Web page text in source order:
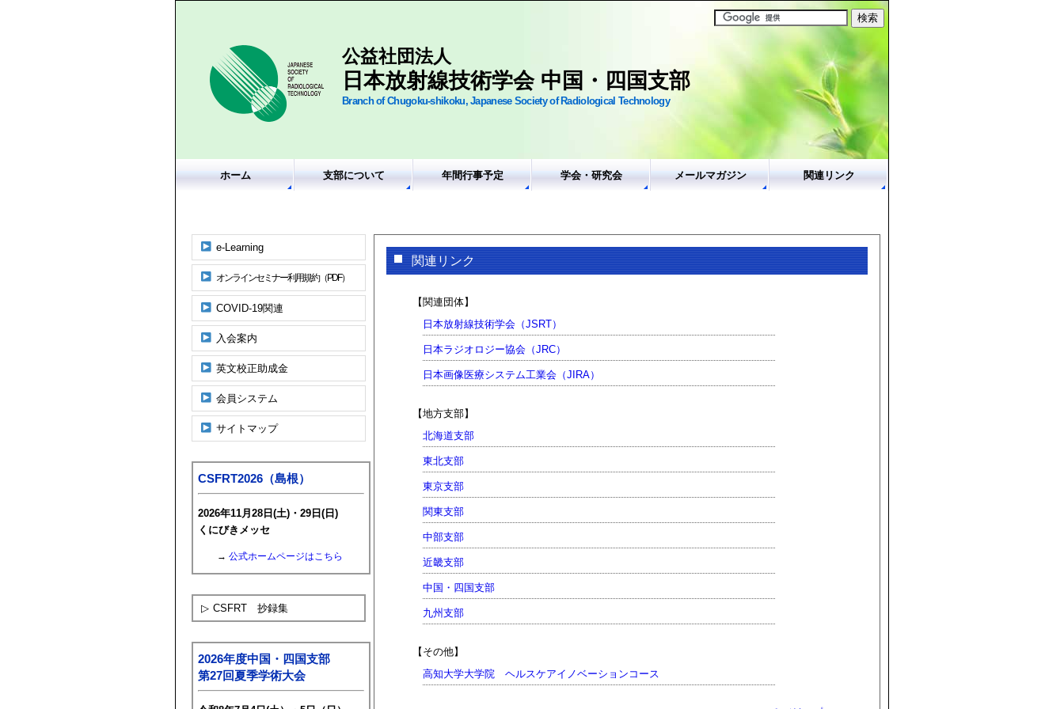
公益社団法人
日本放射線技術学会 中国・四国支部
Branch of Chugoku-shikoku, Japanese Society of Radiological Technology
ホーム 支部について 年間行事予定 学会・研究会 メールマガジン 関連リンク
e-Learning
オンラインセミナー利用規約（PDF）
COVID-19関連
入会案内
英文校正助成金
会員システム
サイトマップ
CSFRT2026（島根）
2026年11月28日(土)・29日(日)
くにびきメッセ
→ 公式ホームページはこちら
▷ CSFRT 抄録集
2026年度中国・四国支部
第27回夏季学術大会
関連リンク
【関連団体】
日本放射線技術学会（JSRT）
日本ラジオロジー協会（JRC）
日本画像医療システム工業会（JIRA）
【地方支部】
北海道支部
東北支部
東京支部
関東支部
中部支部
近畿支部
中国・四国支部
九州支部
【その他】
高知大学大学院 ヘルスケアイノベーションコース